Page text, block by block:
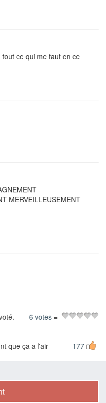
ce qui me faut en ce
MERVEILLEUSEMENT
=
6 votes
177
que ça a l'air